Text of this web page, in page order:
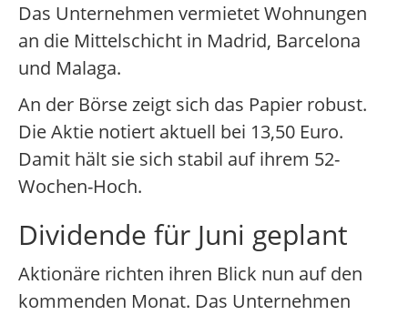
Das Unternehmen vermietet Wohnungen
an die Mittelschicht in Madrid, Barcelona
und Malaga.
An der Börse zeigt sich das Papier robust.
Die Aktie notiert aktuell bei 13,50 Euro.
Damit hält sie sich stabil auf ihrem 52-
Wochen-Hoch.
Dividende für Juni geplant
Aktionäre richten ihren Blick nun auf den
kommenden Monat. Das Unternehmen